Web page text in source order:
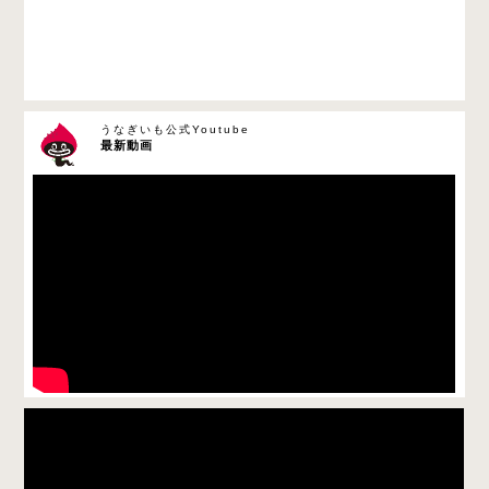
最新動画
うなぎいも公式Youtube